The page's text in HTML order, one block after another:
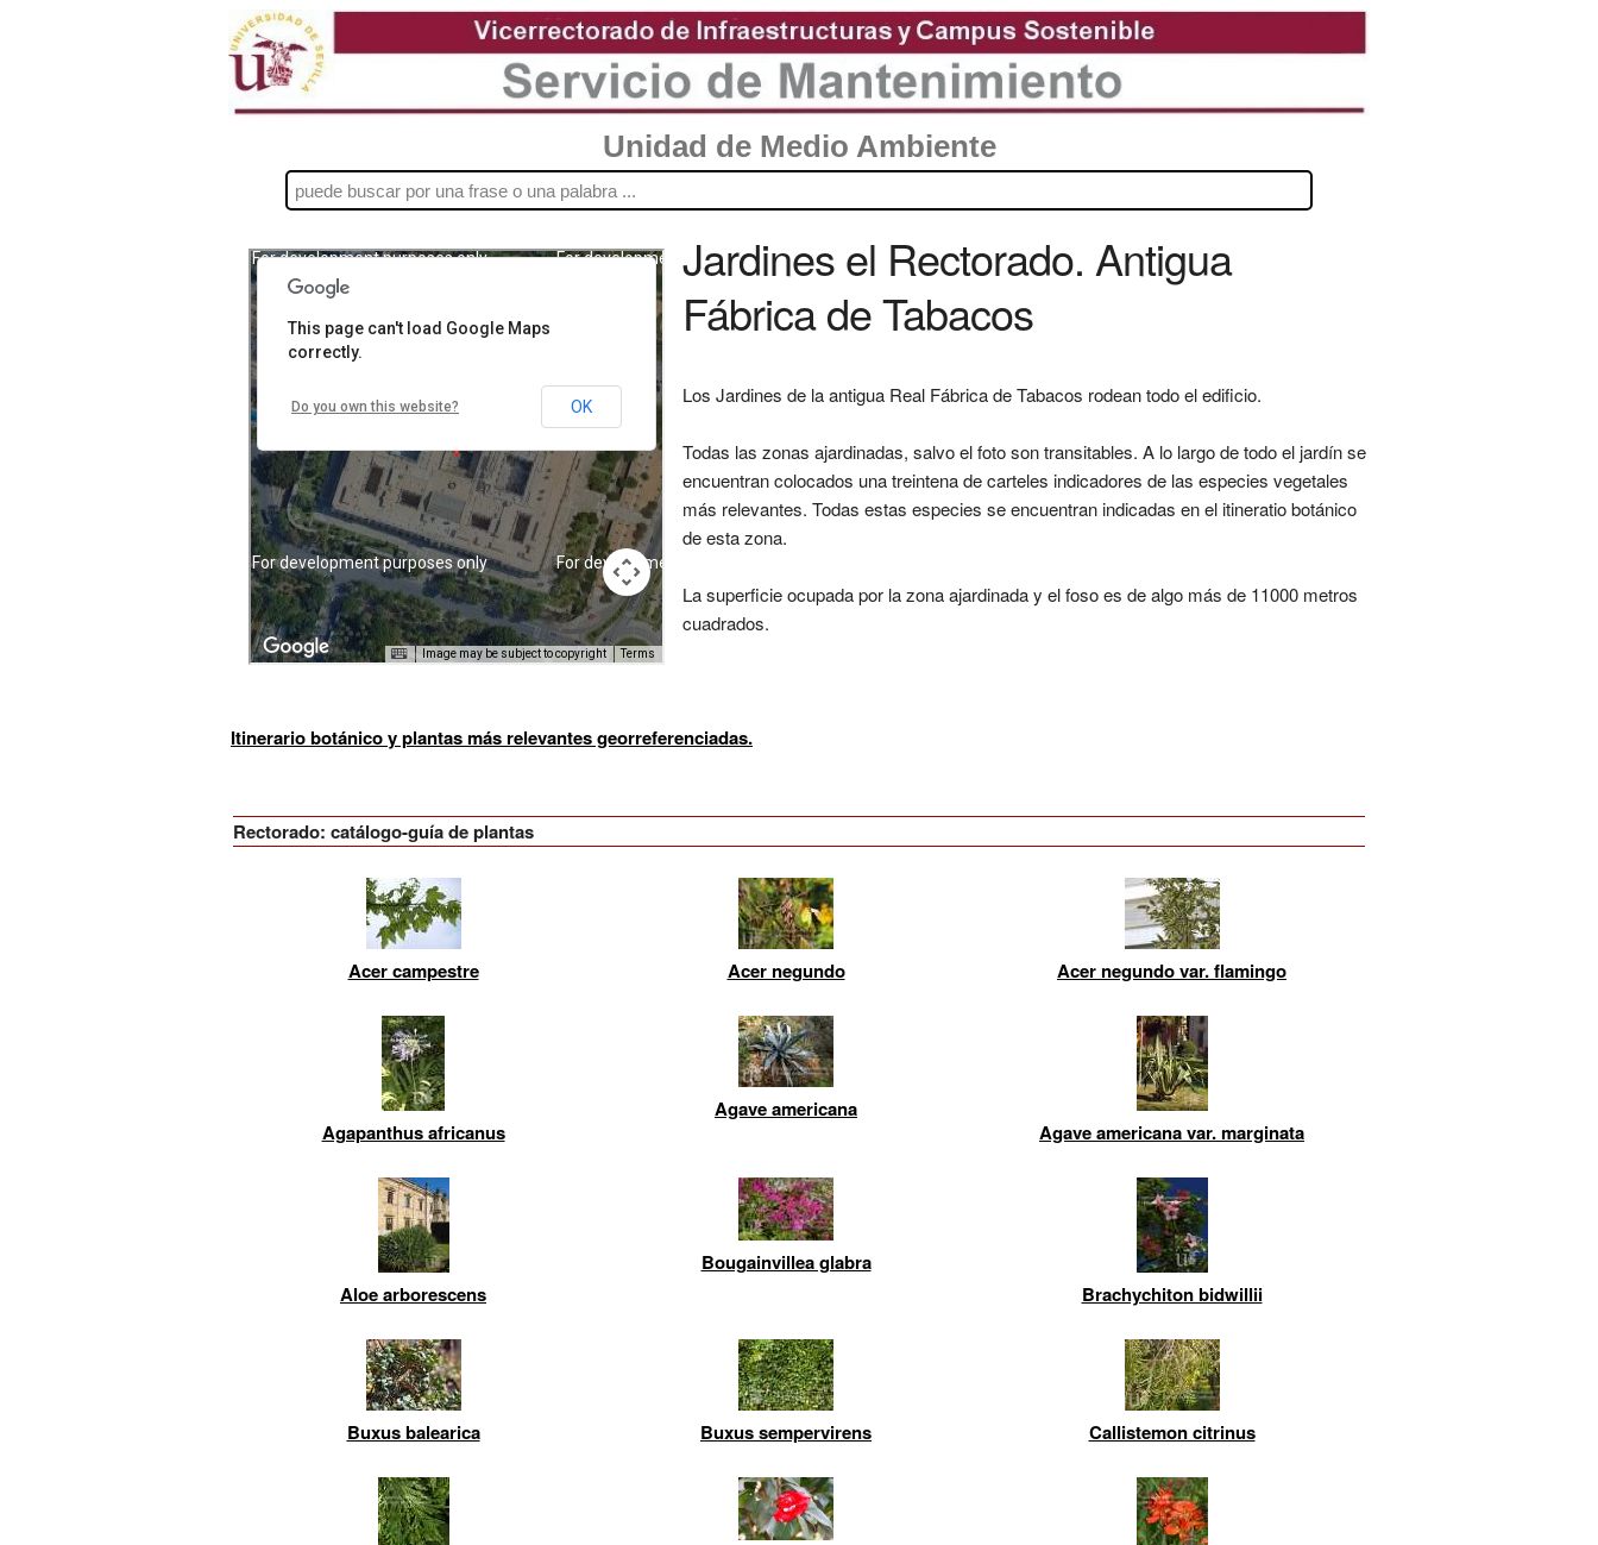
Unidad de Medio Ambiente
Jardines el Rectorado. Antigua
Fábrica de Tabacos
Los Jardines de la antigua Real Fábrica de Tabacos rodean todo el edificio.
Todas las zonas ajardinadas, salvo el foto son transitables. A lo largo de todo el jardín se
encuentran colocados una treintena de carteles indicadores de las especies vegetales
más relevantes. Todas estas especies se encuentran indicadas en el itineratio botánico
de esta zona.
La superficie ocupada por la zona ajardinada y el foso es de algo más de 11000 metros
cuadrados.
Itinerario botánico y plantas más relevantes georreferenciadas.
Rectorado: catálogo-guía de plantas
Acer campestre Acer negundo Acer negundo var. flamingo
Agapanthus africanus
Agave americana
Agave americana var. marginata
Aloe arborescens
Bougainvillea glabra
Brachychiton bidwillii
Buxus balearica Buxus sempervirens Callistemon citrinus